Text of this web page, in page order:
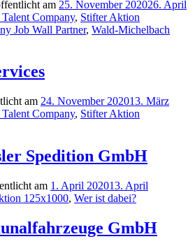
am 25. November 202026. April
Company, Stifter Aktion
Job Wall Partner, Wald-Michelbach
am 24. November 202013. März
Company, Stifter Aktion
Spedition GmbH
am 1. April 202013. April
125x1000, Wer ist dabei?
GmbH